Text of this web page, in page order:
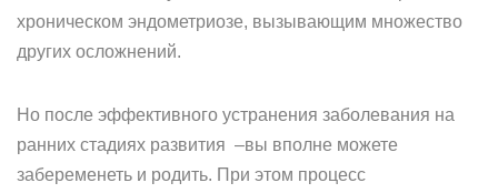
хроническом эндометриозе, вызывающим множество
других осложнений.
Но после эффективного устранения заболевания на
ранних стадиях развития –вы вполне можете
забеременеть и родить. При этом процесс